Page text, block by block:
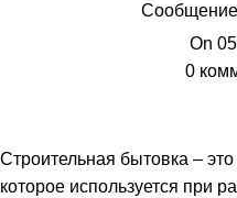
On
0
Строительная бытовка –
которое используется при